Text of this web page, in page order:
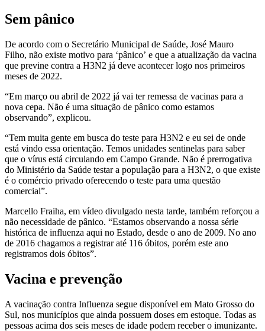
Sem pânico
De acordo com o Secretário Municipal de Saúde, José Mauro
Filho, não existe motivo para ‘pânico’ e que a atualização da vacina
que previne contra a H3N2 já deve acontecer logo nos primeiros
meses de 2022.
“Em março ou abril de 2022 já vai ter remessa de vacinas para a
nova cepa. Não é uma situação de pânico como estamos
observando”, explicou.
“Tem muita gente em busca do teste para H3N2 e eu sei de onde
está vindo essa orientação. Temos unidades sentinelas para saber
que o vírus está circulando em Campo Grande. Não é prerrogativa
do Ministério da Saúde testar a população para a H3N2, o que existe
é o comércio privado oferecendo o teste para uma questão
comercial”.
Marcello Fraiha, em vídeo divulgado nesta tarde, também reforçou a
não necessidade de pânico. “Estamos observando a nossa série
histórica de influenza aqui no Estado, desde o ano de 2009. No ano
de 2016 chagamos a registrar até 116 óbitos, porém este ano
registramos dois óbitos”.
Vacina e prevenção
A vacinação contra Influenza segue disponível em Mato Grosso do
Sul, nos municípios que ainda possuem doses em estoque. Todas as
pessoas acima dos seis meses de idade podem receber o imunizante.